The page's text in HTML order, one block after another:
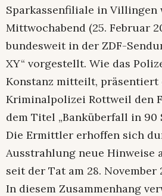
Sparkassenfiliale in Villingen
Mittwochabend (25. Februar
bundesweit in der ZDF-
XY“ vorgestellt. Wie das
Konstanz mitteilt, präsentiert
Kriminalpolizei Rottweil den
dem Titel „Banküberfall in 90
Die Ermittler erhoffen sich
Ausstrahlung neue Hinweise
seit der Tat am 28.
In diesem Zusammenhang